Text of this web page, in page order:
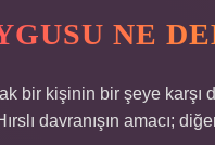
NE
bir kişinin bir şeye
davranışın amacı;